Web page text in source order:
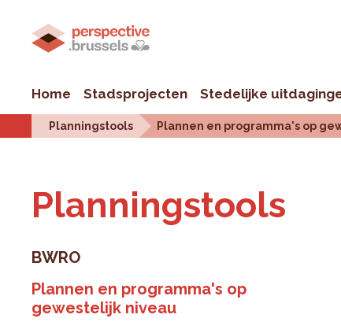
Home Stadsprojecten Stedelijke
Planningstools Plannen en programma's op
Plan­ningstools
BWRO
Plannen en programma's op
gewestelijk niveau